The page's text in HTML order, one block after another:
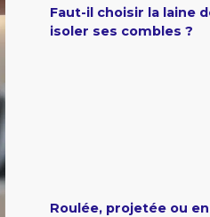
Faut-il choisir la laine
isoler ses combles ?
Roulée, projetée ou